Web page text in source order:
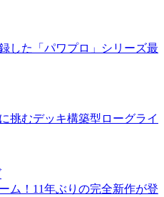
した「パワプロ」シリーズ最
挑むデッキ構築型ローグライ
ム！11年ぶりの完全新作が登